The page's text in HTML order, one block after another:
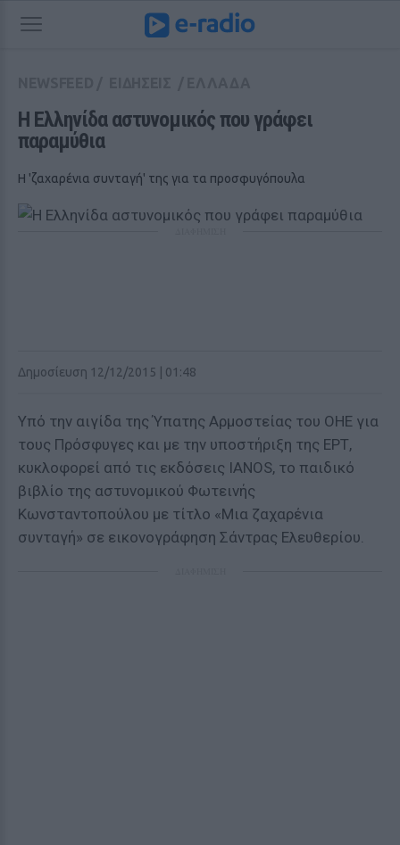
Η Ελληνίδα αστυνομικός που γράφει
παραμύθια
Η 'ζαχαρένια συνταγή' της για τα προσφυγόπουλα
Δημοσίευση 12/12/2015 | 01:48
Υπό την αιγίδα της Ύπατης Αρμοστείας του ΟΗΕ για
τους Πρόσφυγες και με την υποστήριξη της ΕΡΤ,
κυκλοφορεί από τις εκδόσεις IANOS, το παιδικό
βιβλίο της αστυνομικού Φωτεινής
Κωνσταντοπούλου με τίτλο «Μια ζαχαρένια
συνταγή» σε εικονογράφηση Σάντρας Ελευθερίου.